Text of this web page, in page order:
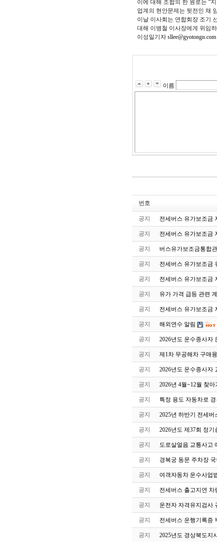
이에 대해 조합의 한 원로는 “
업계의 현안문제는 뒷전인 채
이날 이사회는 연합회장 조기
대해 이병철 이사장에게 위임
이성일기자 sllee@gyotongn.com
이름
번호
공지 전세버스 유가보조금
공지 전세버스 유가보조금
공지 버스유가보조금통합
공지 전세버스 유가보조금
공지 전세버스 유가보조금
공지 유가 가격 급등 관련
공지 전세버스 유가보조금
공지 해외연수 알림
공지 2026년도 운수종사자
공지 제1차 무공해차 구매
공지 2026년도 운수종사자
공지 2026년 4월~12월 찾
공지 특정 용도 자동차로
공지 2025년 하반기 전세
공지 2026년도 제37회 정기
공지 도로살얼음 교통사고
공지 경복궁 동문 주차장
공지 여객자동차 운수사업
공지 전세버스 출고지연 차
공지 운전자 자격유지검사
공지 전세버스 운행기록증
공지 2025년도 경상북도지